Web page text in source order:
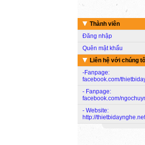
Thành viên
Đăng nhập
Quên mật khẩu
Liên hệ với chúng
-Fanpage:
facebook.com/
- Fanpage:
facebook.com/
- Website:
http://